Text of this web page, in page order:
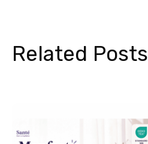
Related Posts